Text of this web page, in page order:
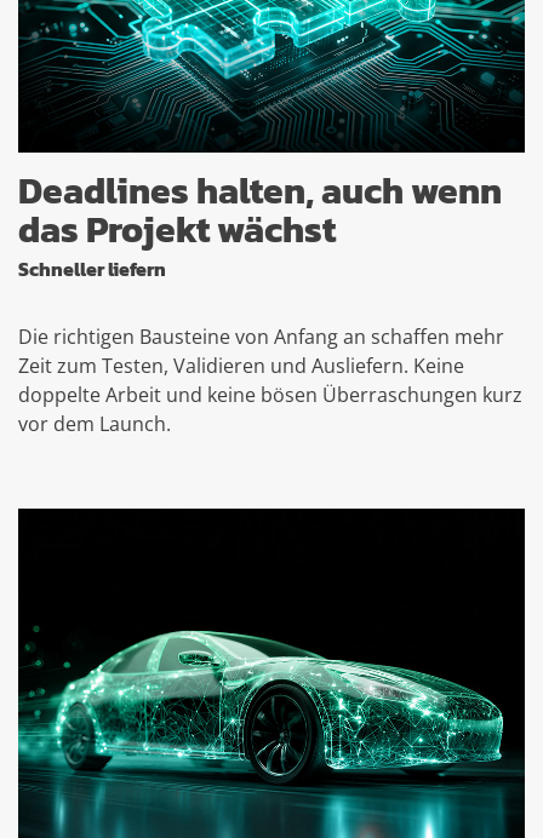
Deadlines halten, auch wenn
das Projekt wächst
Schneller liefern
Die richtigen Bausteine von Anfang an schaffen mehr
Zeit zum Testen, Validieren und Ausliefern. Keine
doppelte Arbeit und keine bösen Überraschungen kurz
vor dem Launch.